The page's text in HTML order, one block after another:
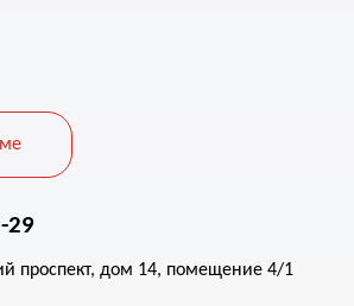
29
проспект, дом 14, помещение 4/1